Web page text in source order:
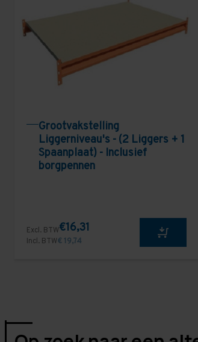
Grootvakstelling
Liggerniveau's - (2 Liggers + 1
Spaanplaat) - Inclusief
borgpennen
Excl. BTW€16,31
Incl. BTW€ 19,74